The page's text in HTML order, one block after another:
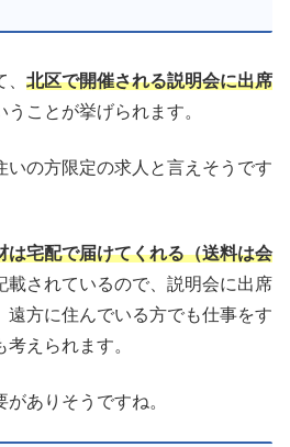
北区で開催される説明会に出席
うことが挙げられます。
いの方限定の求人と言えそうです
は宅配で届けてくれる（送料は会
載されているので、説明会に出席
遠方に住んでいる方でも仕事をす
えられます。
ありそうですね。